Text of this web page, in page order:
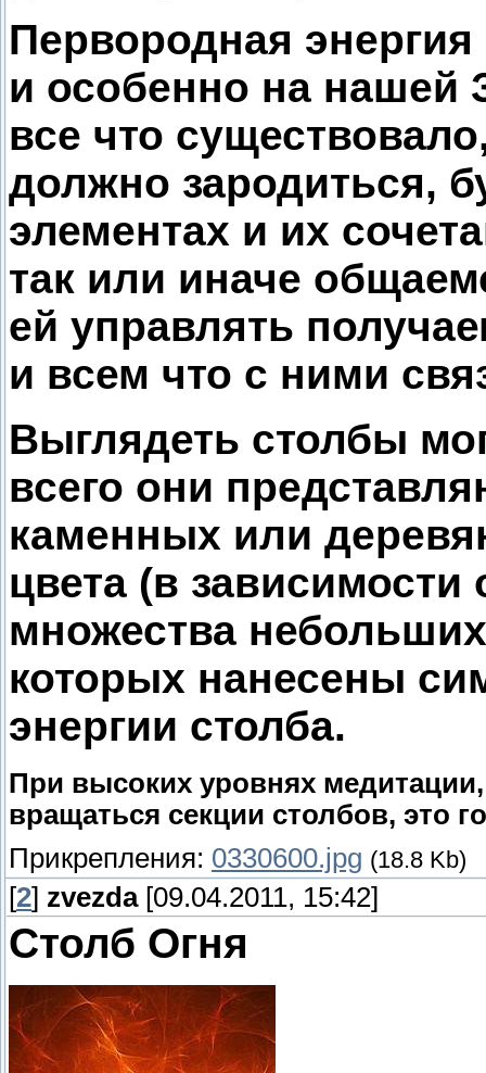
Первородная
и особенно на нашей
все что
должно зародиться,
элементах и их
так или иначе
ей управлять
и всем что с ними
Выглядеть столбы
всего они
каменных или
цвета (в зависимости
множества
которых нанесены
энергии столба.
При высоких уровнях
вращаться секции столбов, это
Прикрепления: 0330600.jpg (18.8 Kb)
[2] zvezda[09.04.2011, 15:42]
Столб Огня